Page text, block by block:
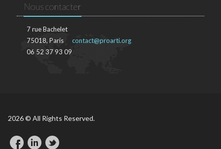
Nous contacter
7 rue Bachelet
75018, Paris
06 52 37 93 09
contact@proarti.org
2026 © All Rights Reserved.